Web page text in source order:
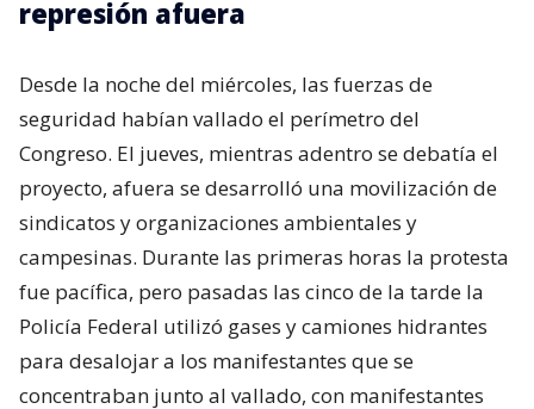
represión afuera
Desde la noche del miércoles, las fuerzas de
seguridad habían vallado el perímetro del
Congreso. El jueves, mientras adentro se debatía el
proyecto, afuera se desarrolló una movilización de
sindicatos y organizaciones ambientales y
campesinas. Durante las primeras horas la protesta
fue pacífica, pero pasadas las cinco de la tarde la
Policía Federal utilizó gases y camiones hidrantes
para desalojar a los manifestantes que se
concentraban junto al vallado, con manifestantes